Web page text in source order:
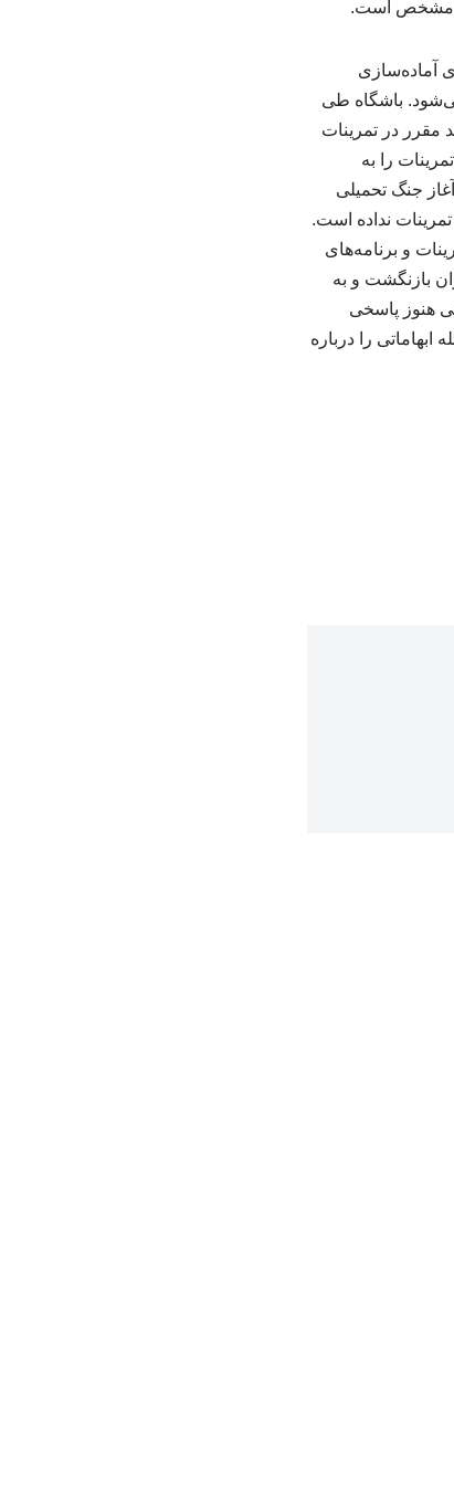
نامشخص است.
آماده‌سازی
باشگاه طی
مقرر در تمرینات
را به
جنگ تحمیلی
نداده است.
و برنامه‌های
بازنگشت و به
هنوز پاسخی
را درباره